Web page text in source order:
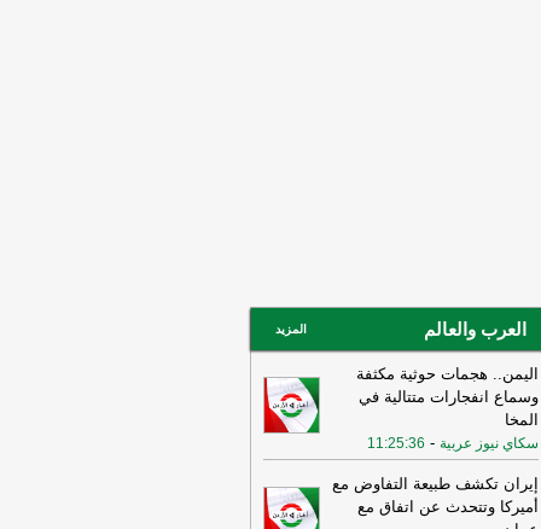
ولن يُطرح هذا الأمر ما لم تُلبَّ
بشأن مضيق هرمز
العرب والعالم المزيد
اليمن.. هجمات حوثية مكثفة
وسماع انفجارات متتالية في
المخا
سكاي نيوز عربية -
11:25:36
إيران تكشف طبيعة التفاوض مع
أميركا وتتحدث عن اتفاق مع